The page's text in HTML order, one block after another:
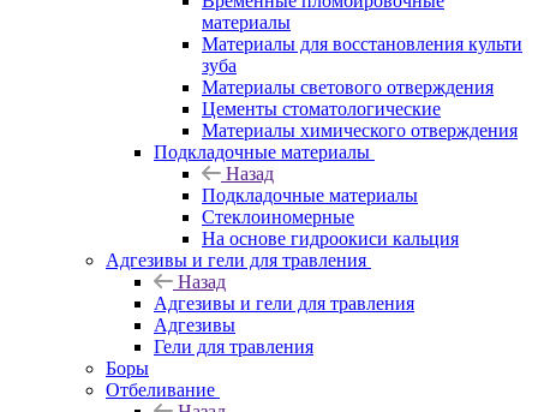
материалы
Материалы для восстановления культи
зуба
Материалы светового отверждения
Цементы стоматологические
Материалы химического отверждения
Подкладочные материалы
Назад
Подкладочные материалы
Стеклоиномерные
На основе гидроокиси кальция
Адгезивы и гели для травления
Назад
Адгезивы и гели для травления
Адгезивы
Гели для травления
Боры
Отбеливание